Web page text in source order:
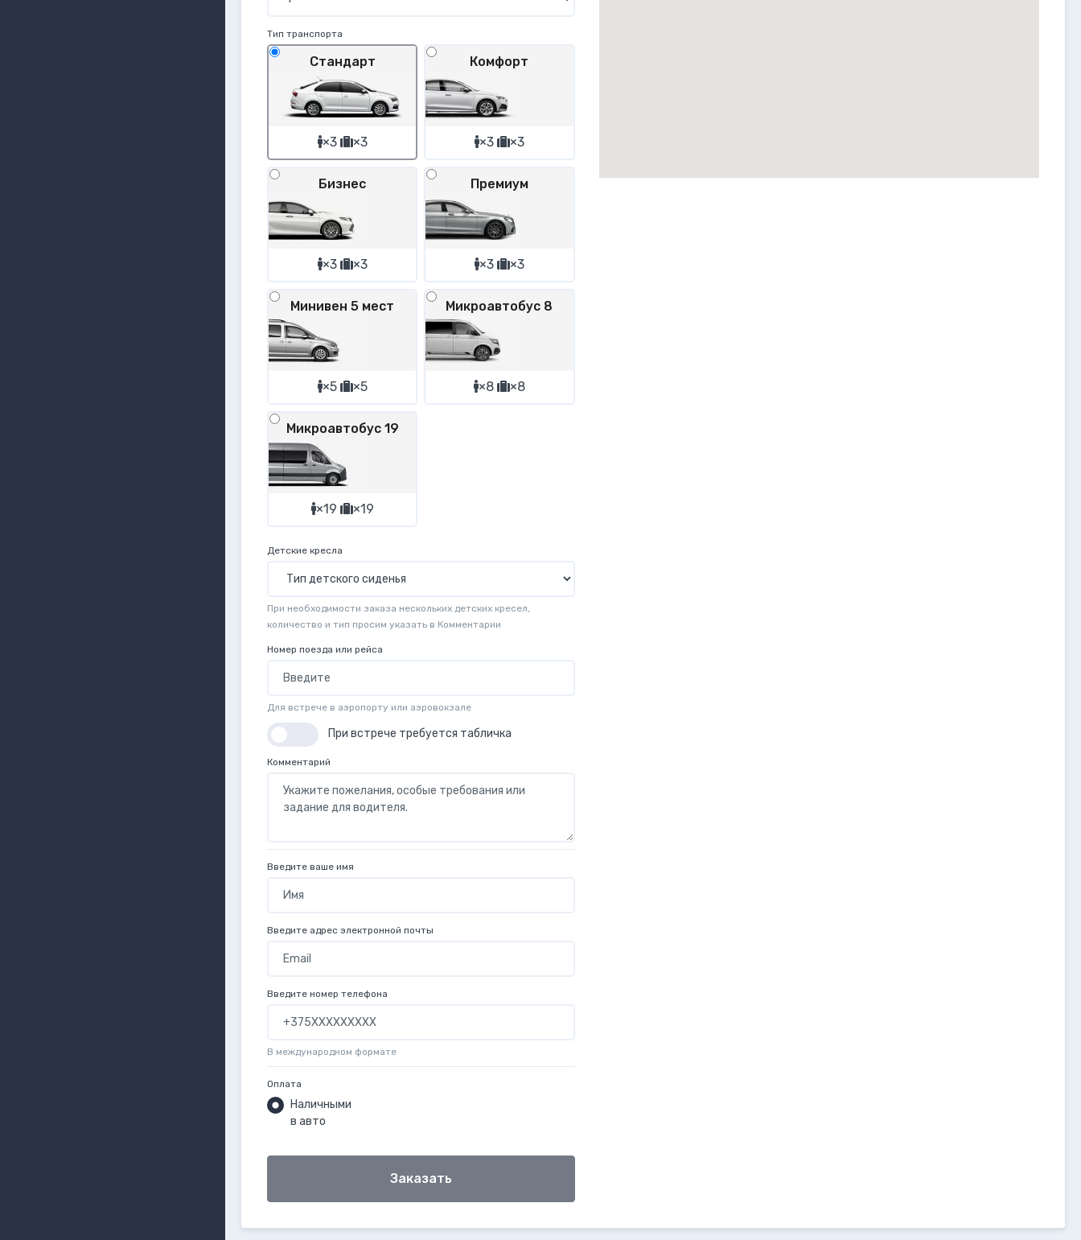
Тип транспорта
Стандарт
×3 ×3
Комфорт
×3 ×3
Бизнес
×3 ×3
Премиум
×3 ×3
Минивен 5 мест
×5 ×5
Микроавтобус 8
×8 ×8
Микроавтобус 19
×19 ×19
Детские кресла
При необходимости заказа нескольких детских кресел,
количество и тип просим указать в Комментарии
Номер поезда или рейса
Для встрече в аэропорту или аэровокзале
При встрече требуется табличка
Комментарий
Введите ваше имя
Введите адрес электронной почты
Введите номер телефона
В международном формате
Оплата
Наличными
в авто
Заказать